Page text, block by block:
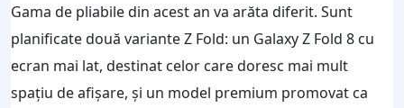
Gama de pliabile din acest an va arăta diferit. Sunt
planificate două variante Z Fold: un Galaxy Z Fold 8 cu
ecran mai lat, destinat celor care doresc mai mult
spațiu de afișare, și un model premium promovat ca